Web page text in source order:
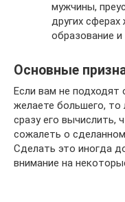
мужчины,
других
образование и
Основные
Если вам не подходят
желаете большего, то
сразу его вычислить,
сожалеть о
Сделать это иногда
внимание на